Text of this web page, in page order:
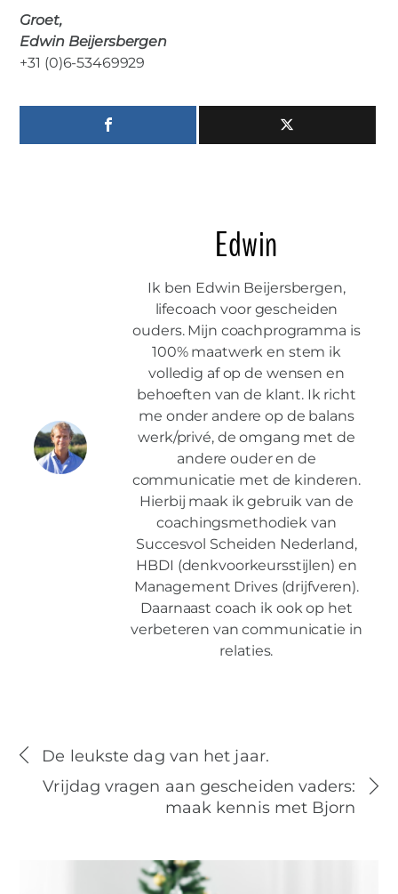
Groet,
Edwin Beijersbergen
+31 (0)6-53469929
Edwin
Ik ben Edwin Beijersbergen,
lifecoach voor gescheiden
ouders. Mijn coachprogramma is
100% maatwerk en stem ik
volledig af op de wensen en
behoeften van de klant. Ik richt
me onder andere op de balans
werk/privé, de omgang met de
andere ouder en de
communicatie met de kinderen.
Hierbij maak ik gebruik van de
coachingsmethodiek van
Succesvol Scheiden Nederland,
HBDI (denkvoorkeursstijlen) en
Management Drives (drijfveren).
Daarnaast coach ik ook op het
verbeteren van communicatie in
relaties.
De leukste dag van het jaar.
Vrijdag vragen aan gescheiden vaders:
maak kennis met Bjorn